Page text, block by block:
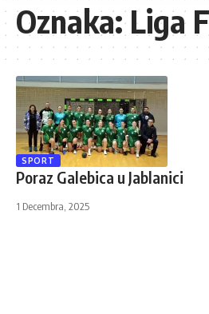
Oznaka:Liga
SPORT
Poraz Galebica u Jablanici
1 Decembra, 2025